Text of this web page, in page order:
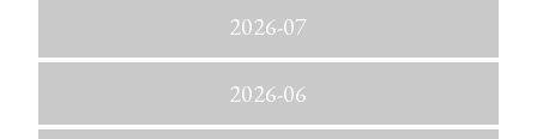
2026-07
2026-06